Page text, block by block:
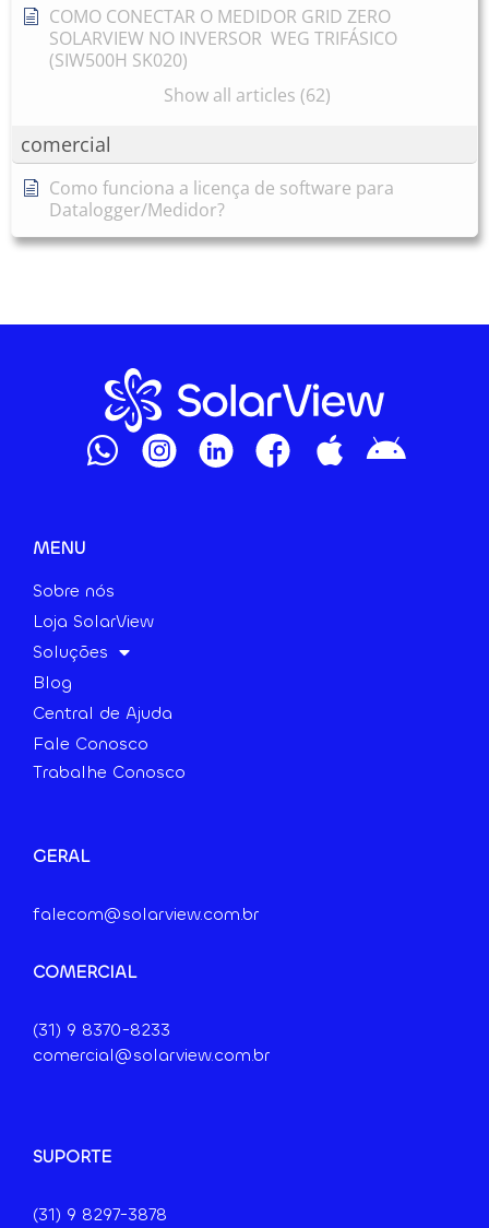
COMO CONECTAR O MEDIDOR GRID ZERO
SOLARVIEW NO INVERSOR WEG TRIFÁSICO
(SIW500H SK020)
Show all articles (62)
comercial
Como funciona a licença de software para
Datalogger/Medidor?
MENU
Sobre nós
Loja SolarView
Soluções
Blog
Central de Ajuda
Fale Conosco
Trabalhe Conosco
GERAL
falecom@solarview.com.br
COMERCIAL
(31) 9 8370-8233
comercial@solarview.com.br
SUPORTE
(31) 9 8297-3878